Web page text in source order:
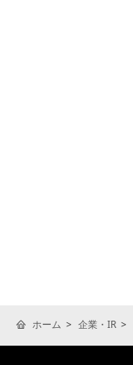
ホーム 企業・IR